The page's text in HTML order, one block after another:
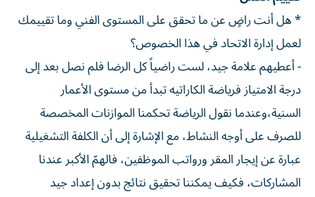
* هل أنت راضٍ عن ما تحقق على المستوى الفني وما تقييمك
لعمل إدارة الاتحاد في هذا الخصوص؟
- أعطيهم علامة جيد، لست راضياً كل الرضا فلم نصل بعد إلى
درجة الامتياز فرياضة الكاراتيه تبدأ من مستوى الأعمار
السنية،وعندما نقول الرياضة تحكمنا الموازنات المخصصة
للصرف على أوجه النشاط، مع الإشارة إلى أن الكلفة التشغيلية
عبارة عن إيجار المقر ورواتب الموظفين، فالهمّ الأكبر عندنا
المشاركات، فكيف يمكننا تحقيق نتائج بدون إعداد جيد